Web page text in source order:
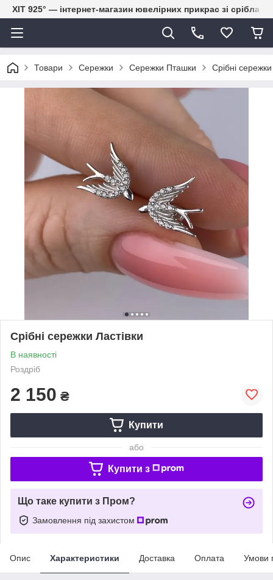
ХІТ 925° — інтернет-магазин ювелірних прикрас зі срібла
Товари Сережки Сережки Пташки Срібні сережки
Срібні сережки Ластівки
В наявності
Роздріб
2 150 ₴
Купити
або
Купити з
Що таке купити з Пром?
Замовлення під захистом
Опис Характеристики Доставка Оплата Умови